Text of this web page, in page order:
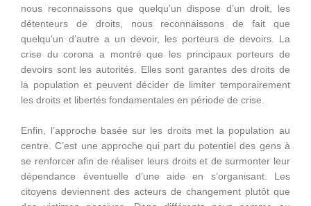
nous reconnaissons que quelqu’un dispose d’un droit, les
détenteurs de droits, nous reconnaissons de fait que
quelqu’un d’autre a un devoir, les porteurs de devoirs. La
crise du corona a montré que les principaux porteurs de
devoirs sont les autorités. Elles sont garantes des droits de
la population et peuvent décider de limiter temporairement
les droits et libertés fondamentales en période de crise.
Enfin, l’approche basée sur les droits met la population au
centre. C’est une approche qui part du potentiel des gens à
se renforcer afin de réaliser leurs droits et de surmonter leur
dépendance éventuelle d’une aide en s’organisant. Les
citoyens deviennent des acteurs de changement plutôt que